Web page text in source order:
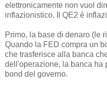
elettronicamente non vuol
inflazionistico. Il QE2 è
Primo, la base di denaro (le
Quando la FED compra un
che trasferisce alla banca
dell'operazione, la banca ha
bond del governo.